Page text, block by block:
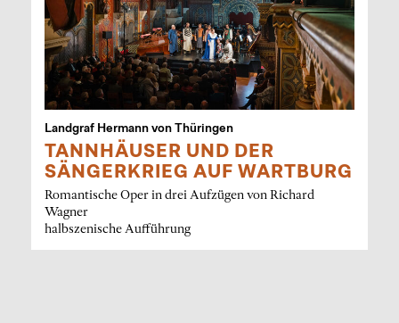
Landgraf Hermann von Thüringen
TANNHÄUSER UND DER
SÄNGERKRIEG AUF WARTBURG
Romantische Oper in drei Aufzügen von Richard
Wagner
halbszenische Aufführung